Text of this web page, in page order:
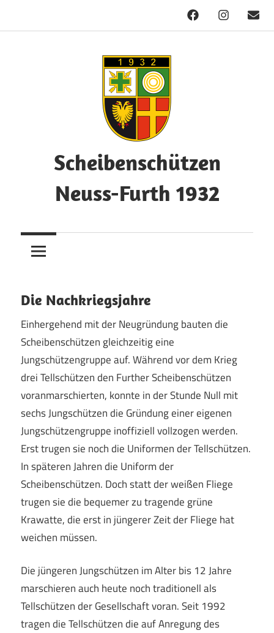
FacebookInstagram
Mail
Scheibenschützen
Neuss-Furth 1932
Willkommen!
Die Nachkriegsjahre
Einhergehend mit der Neugründung bauten die
Scheibenschützen gleichzeitig eine
Jungschützengruppe auf. Während vor dem Krieg
drei Tellschützen den Further Scheibenschützen
voranmarschierten, konnte in der Stunde Null mit
sechs Jungschützen die Gründung einer eigenen
Jungschützengruppe inoffiziell vollzogen werden.
Erst trugen sie noch die Uniformen der Tellschützen.
In späteren Jahren die Uniform der
Scheibenschützen. Doch statt der weißen Fliege
trugen sie die bequemer zu tragende grüne
Krawatte, die erst in jüngerer Zeit der Fliege hat
weichen müssen.
Die jüngeren Jungschützen im Alter bis 12 Jahre
marschieren auch heute noch traditionell als
Tellschützen der Gesellschaft voran. Seit 1992
tragen die Tellschützen die auf Anregung des